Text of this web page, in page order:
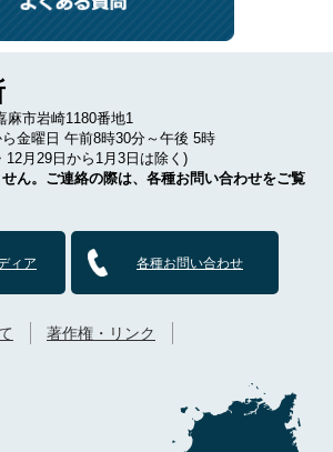
麻市岩崎1180番地1
金曜日 午前8時30分～午後 5時
12月29日から1月3日は除く)
ん。ご連絡の際は、各種お問い合わせをご覧
ィア 各種お問い合わせ
著作権・リンク